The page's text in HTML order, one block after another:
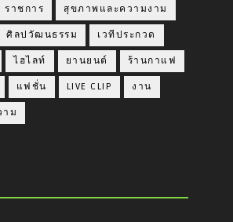
ราชการ สุขภาพและความงาม
ศิลปวัฒนธรรม เวทีประกวด
ไฮไลท์ ยานยนต์ ร้านกาแฟ
แฟชั่น LIVE CLIP งาน
าม